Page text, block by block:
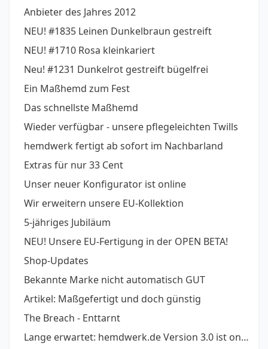
Anbieter des Jahres 2012
NEU! #1835 Leinen Dunkelbraun gestreift
NEU! #1710 Rosa kleinkariert
Neu! #1231 Dunkelrot gestreift bügelfrei
Ein Maßhemd zum Fest
Das schnellste Maßhemd
Wieder verfügbar - unsere pflegeleichten Twills
hemdwerk fertigt ab sofort im Nachbarland
Extras für nur 33 Cent
Unser neuer Konfigurator ist online
Wir erweitern unsere EU-Kollektion
5-jähriges Jubiläum
NEU! Unsere EU-Fertigung in der OPEN BETA!
Shop-Updates
Bekannte Marke nicht automatisch GUT
Artikel: Maßgefertigt und doch günstig
The Breach - Enttarnt
Lange erwartet: hemdwerk.de Version 3.0 ist online